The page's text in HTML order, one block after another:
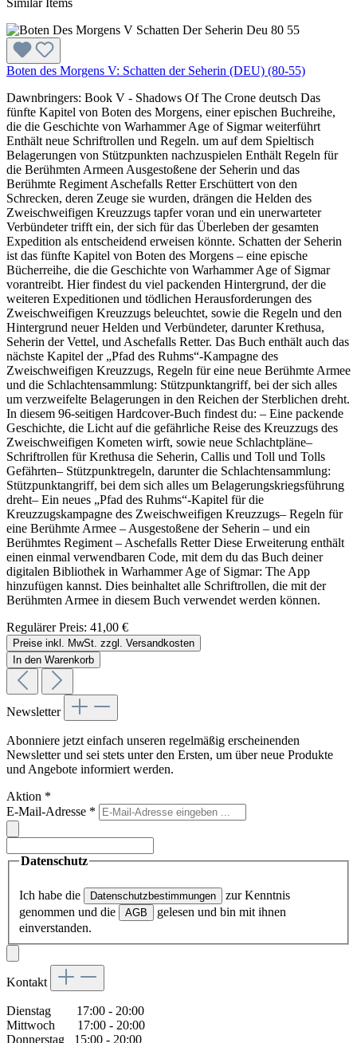
Similar Items
Boten des Morgens V: Schatten der Seherin (DEU) (80-55)
Dawnbringers: Book V - Shadows Of The Crone deutsch Das
fünfte Kapitel von Boten des Morgens, einer epischen Buchreihe,
die die Geschichte von Warhammer Age of Sigmar weiterführt
Enthält neue Schriftrollen und Regeln. um auf dem Spieltisch
Belagerungen von Stützpunkten nachzuspielen Enthält Regeln für
die Berühmten Armeen Ausgestoßene der Seherin und das
Berühmte Regiment Aschefalls Retter Erschüttert von den
Schrecken, deren Zeuge sie wurden, drängen die Helden des
Zweischweifigen Kreuzzugs tapfer voran und ein unerwarteter
Verbündeter trifft ein, der sich für das Überleben der gesamten
Expedition als entscheidend erweisen könnte. Schatten der Seherin
ist das fünfte Kapitel von Boten des Morgens – eine epische
Bücherreihe, die die Geschichte von Warhammer Age of Sigmar
vorantreibt. Hier findest du viel packenden Hintergrund, der die
weiteren Expeditionen und tödlichen Herausforderungen des
Zweischweifigen Kreuzzugs beleuchtet, sowie die Regeln und den
Hintergrund neuer Helden und Verbündeter, darunter Krethusa,
Seherin der Vettel, und Aschefalls Retter. Das Buch enthält auch das
nächste Kapitel der „Pfad des Ruhms“-Kampagne des
Zweischweifigen Kreuzzugs, Regeln für eine neue Berühmte Armee
und die Schlachtensammlung: Stützpunktangriff, bei der sich alles
um verzweifelte Belagerungen in den Reichen der Sterblichen dreht.
In diesem 96-seitigen Hardcover-Buch findest du: – Eine packende
Geschichte, die Licht auf die gefährliche Reise des Kreuzzugs des
Zweischweifigen Kometen wirft, sowie neue Schlachtpläne–
Schriftrollen für Krethusa die Seherin, Callis und Toll und Tolls
Gefährten– Stützpunktregeln, darunter die Schlachtensammlung:
Stützpunktangriff, bei dem sich alles um Belagerungskriegsführung
dreht– Ein neues „Pfad des Ruhms“-Kapitel für die
Kreuzzugskampagne des Zweischweifigen Kreuzzugs– Regeln für
eine Berühmte Armee – Ausgestoßene der Seherin – und ein
Berühmtes Regiment – Aschefalls Retter Diese Erweiterung enthält
einen einmal verwendbaren Code, mit dem du das Buch deiner
digitalen Bibliothek in Warhammer Age of Sigmar: The App
hinzufügen kannst. Dies beinhaltet alle Schriftrollen, die mit der
Berühmten Armee in diesem Buch verwendet werden können.
Regulärer Preis: 41,00 €
Preise inkl. MwSt. zzgl. Versandkosten
In den Warenkorb
Newsletter
Abonniere jetzt einfach unseren regelmäßig erscheinenden
Newsletter und sei stets unter den Ersten, um über neue Produkte
und Angebote informiert werden.
Aktion *
E-Mail-Adresse *
Datenschutz
Ich habe die Datenschutzbestimmungen
zur Kenntnis
genommen und die
AGB
gelesen und bin mit ihnen
einverstanden.
Kontakt
Dienstag 17:00 - 20:00
Mittwoch 17:00 - 20:00
Donnerstag 15:00 - 20:00